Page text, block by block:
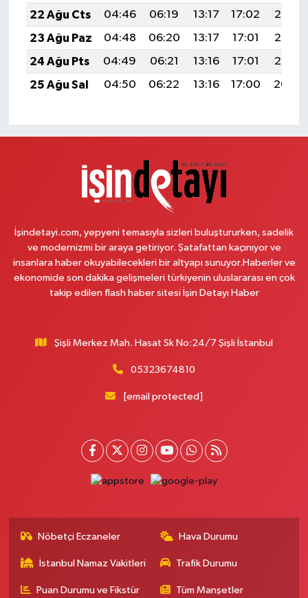
22 Ağu Cts
04:46 06:19 13:17 17:02
20:05
23 Ağu Paz
04:48 06:20 13:17 17:01
20:03
24 Ağu Pts
04:49 06:21 13:16 17:01
20:02
25 Ağu Sal
04:50 06:22 13:16 17:00 20:00
İşindetayi.com, yepyeni temasıyla sizleri buluştururken, sadelik
ve modernizmi bir araya getiriyor. Şatafattan kaçınıyor ve
insanlara haber okuyabilecekleri bir altyapı sunuyor.Haberler ve
ekonomide son dakika gelişmeleri türkiyenin uluslararası en çok
takip edilen flash haber sitesi İşin Detayı Haber
Şişli Merkez Mah. Hasat Sk No:24/7 Şişli İstanbul
05323674810
[email protected]
Nöbetçi Eczaneler Hava Durumu
İstanbul Namaz Vakitleri Trafik Durumu
Puan Durumu ve Fikstür Tüm Manşetler